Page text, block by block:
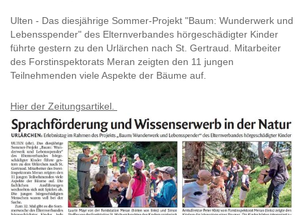
Ulten - Das diesjährige Sommer-Projekt "Baum: Wunderwerk und
Lebensspender" des Elternverbandes hörgeschädigter Kinder
führte gestern zu den Urlärchen nach St. Gertraud. Mitarbeiter
des Forstinspektorats Meran zeigten den 11 jungen
Teilnehmenden viele Aspekte der Bäume auf.
Hier der Zeitungsartikel.